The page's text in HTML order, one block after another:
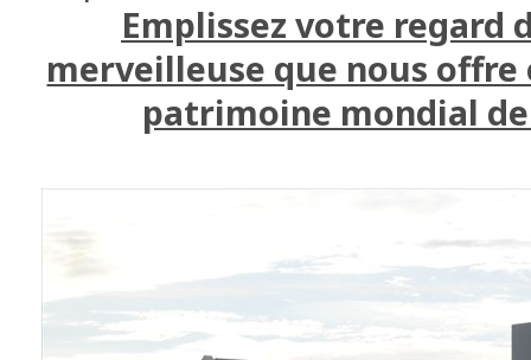
Emplissez votre regard
merveilleuse que nous offre
patrimoine mondial de